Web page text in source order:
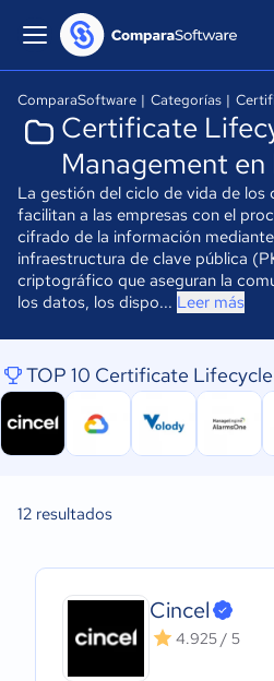
ComparaSoftware | Categorías |
Certificate
Management en
La gestión del ciclo de vida de
facilitan a las empresas con el
cifrado de la información
infraestructura de clave pública
criptográfico que aseguran la
los datos, los dispo... Leer más
TOP 10 Certificate
12 resultados
Cincel
4.925 / 5